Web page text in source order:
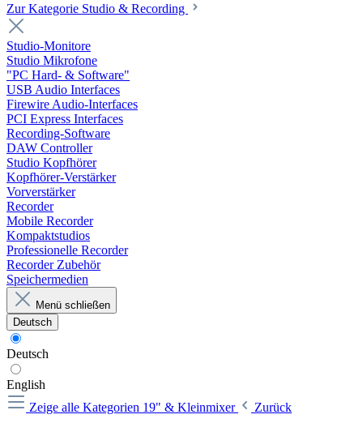
Zur Kategorie Studio & Recording
Studio-Monitore
Studio Mikrofone
"PC Hard- & Software"
USB Audio Interfaces
Firewire Audio-Interfaces
PCI Express Interfaces
Recording-Software
DAW Controller
Studio Kopfhörer
Kopfhörer-Verstärker
Vorverstärker
Recorder
Mobile Recorder
Kompaktstudios
Professionelle Recorder
Recorder Zubehör
Speichermedien
Menü schließen
Deutsch
Deutsch
English
Zeige alle Kategorien 19" & Kleinmixer
Zurück